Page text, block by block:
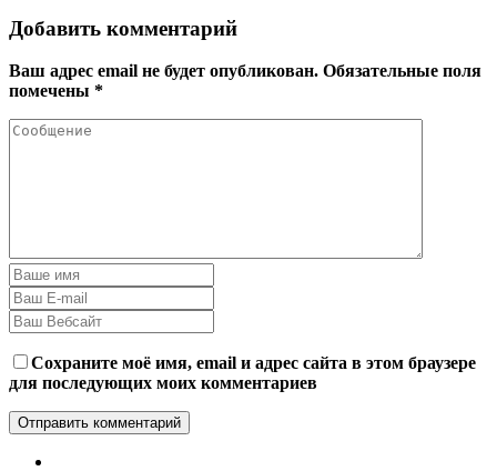
Добавить комментарий
Ваш адрес email не будет опубликован. Обязательные поля
помечены *
Сохраните моё имя, email и адрес сайта в этом браузере
для последующих моих комментариев